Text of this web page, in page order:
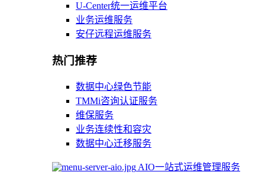
U-Center统一运维平台
业务运维服务
安仔远程运维服务
热门推荐
数据中心绿色节能
TMMi咨询认证服务
维保服务
业务连续性和容灾
数据中心迁移服务
AIO一站式运维管理服务